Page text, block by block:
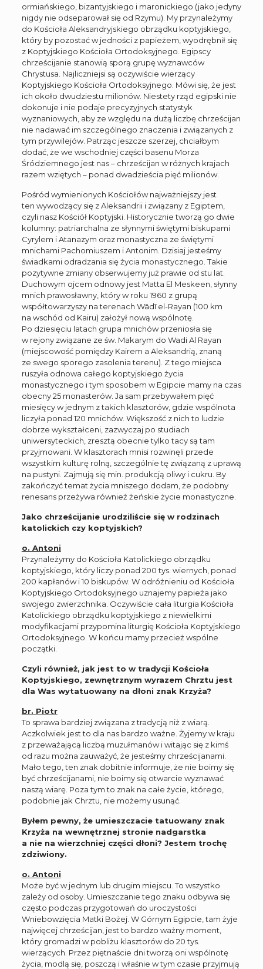
ormiańskiego, bizantyjskiego i maronickiego (jako jedyny
nigdy nie odseparował się od Rzymu). My przynależymy
do Kościoła Aleksandryjskiego obrządku koptyjskiego,
który by pozostać w jedności z papieżem, wyodrębnił się
z Koptyjskiego Kościoła Ortodoksyjnego. Egipscy
chrześcijanie stanowią sporą grupę wyznawców
Chrystusa. Najliczniejsi są oczywiście wierzący
Koptyjskiego Kościoła Ortodoksyjnego. Mówi się, że jest
ich około dwudziestu milionów. Niestety rząd egipski nie
dokonuje i nie podaje precyzyjnych statystyk
wyznaniowych, aby ze względu na dużą liczbę chrześcijan
nie nadawać im szczególnego znaczenia i związanych z
tym przywilejów. Patrząc jeszcze szerzej, chciałbym
dodać, że we wschodniej części basenu Morza
Śródziemnego jest nas – chrześcijan w różnych krajach
razem wziętych – ponad dwadzieścia pięć milionów.
Pośród wymienionych Kościołów najważniejszy jest
ten wywodzący się z Aleksandrii i związany z Egiptem,
czyli nasz Kościół Koptyjski. Historycznie tworzą go dwie
kolumny: patriarchalna ze słynnymi świętymi biskupami
Cyrylem i Atanazym oraz monastyczna ze świętymi
mnichami Pachomiuszem i Antonim. Dzisiaj jesteśmy
świadkami odradzania się życia monastycznego. Takie
pozytywne zmiany obserwujemy już prawie od stu lat.
Duchowym ojcem odnowy jest Matta El Meskeen, słynny
mnich prawosławny, który w roku 1960 z grupą
współtowarzyszy na terenach Wādī el-Rayan (100 km
na wschód od Kairu) założył nową wspólnotę.
Po dziesięciu latach grupa mnichów przeniosła się
w rejony związane ze św. Makarym do Wadi Al Rayan
(miejscowość pomiędzy Kairem a Aleksandrią, znaną
ze swego sporego zasolenia terenu). Z tego miejsca
ruszyła odnowa całego koptyjskiego życia
monastycznego i tym sposobem w Egipcie mamy na czas
obecny 25 monasterów. Ja sam przebywałem pięć
miesięcy w jednym z takich klasztorów, gdzie wspólnota
liczyła ponad 120 mnichów. Większość z nich to ludzie
dobrze wykształceni, zazwyczaj po studiach
uniwersyteckich, zresztą obecnie tylko tacy są tam
przyjmowani. W klasztorach mnisi rozwinęli przede
wszystkim kulturę rolną, szczególnie tę związaną z uprawą
na pustyni. Zajmują się min. produkcją oliwy i cukru. By
zakończyć temat życia mniszego dodam, że podobny
renesans przeżywa również żeńskie życie monastyczne.
Jako chrześcijanie urodziliście się w rodzinach
katolickich czy koptyjskich?
o. Antoni
Przynależymy do Kościoła Katolickiego obrządku
koptyjskiego, który liczy ponad 200 tys. wiernych, ponad
200 kapłanów i 10 biskupów. W odróżnieniu od Kościoła
Koptyjskiego Ortodoksyjnego uznajemy papieża jako
swojego zwierzchnika. Oczywiście cała liturgia Kościoła
Katolickiego obrządku koptyjskiego z niewielkimi
modyfikacjami przypomina liturgię Kościoła Koptyjskiego
Ortodoksyjnego. W końcu mamy przecież wspólne
początki.
Czyli również, jak jest to w tradycji Kościoła
Koptyjskiego, zewnętrznym wyrazem Chrztu jest
dla Was wytatuowany na dłoni znak Krzyża?
br. Piotr
To sprawa bardziej związana z tradycją niż z wiarą.
Aczkolwiek jest to dla nas bardzo ważne. Żyjemy w kraju
z przeważającą liczbą muzułmanów i witając się z kimś
od razu można zauważyć, że jesteśmy chrześcijanami.
Mało tego, ten znak dobitnie informuje, że nie boimy się
być chrześcijanami, nie boimy się otwarcie wyznawać
naszą wiarę. Poza tym to znak na całe życie, którego,
podobnie jak Chrztu, nie możemy usunąć.
Byłem pewny, że umieszczacie tatuowany znak
Krzyża na wewnętrznej stronie nadgarstka
a nie na wierzchniej części dłoni? Jestem trochę
zdziwiony.
o. Antoni
Może być w jednym lub drugim miejscu. To wszystko
zależy od osoby. Umieszczanie tego znaku odbywa się
często podczas przygotowań do uroczystości
Wniebowzięcia Matki Bożej. W Górnym Egipcie, tam żyje
najwięcej chrześcijan, jest to bardzo ważny moment,
który gromadzi w pobliżu klasztorów do 20 tys.
wierzących. Przez piętnaście dni tworzą oni wspólnotę
życia, modlą się, poszczą i właśnie w tym czasie przyjmują